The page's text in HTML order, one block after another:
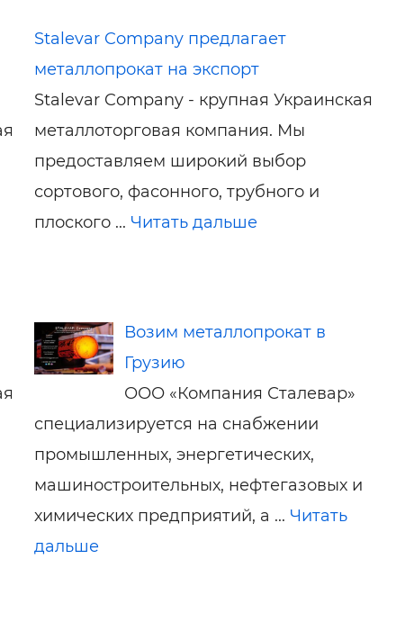
Stalevar Company предлагает
металлопрокат на экспорт
Stalevar Company - крупная Украинская
металлоторговая компания. Мы
предоставляем широкий выбор
сортового, фасонного, трубного и
плоского ... Читать дальше
Возим металлопрокат в
Грузию
ООО «Компания Сталевар»
специализируется на снабжении
промышленных, энергетических,
машиностроительных, нефтегазовых и
химических предприятий, а ... Читать
дальше